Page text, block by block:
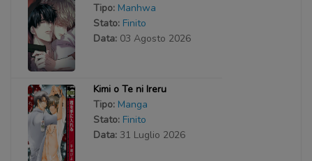
Tipo: Manhwa
Stato: Finito
Data: 03 Agosto 2026
Kimi o Te ni Ireru
Tipo: Manga
Stato: Finito
Data: 31 Luglio 2026